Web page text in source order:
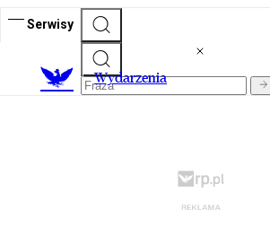
Serwisy
Wydarzenia